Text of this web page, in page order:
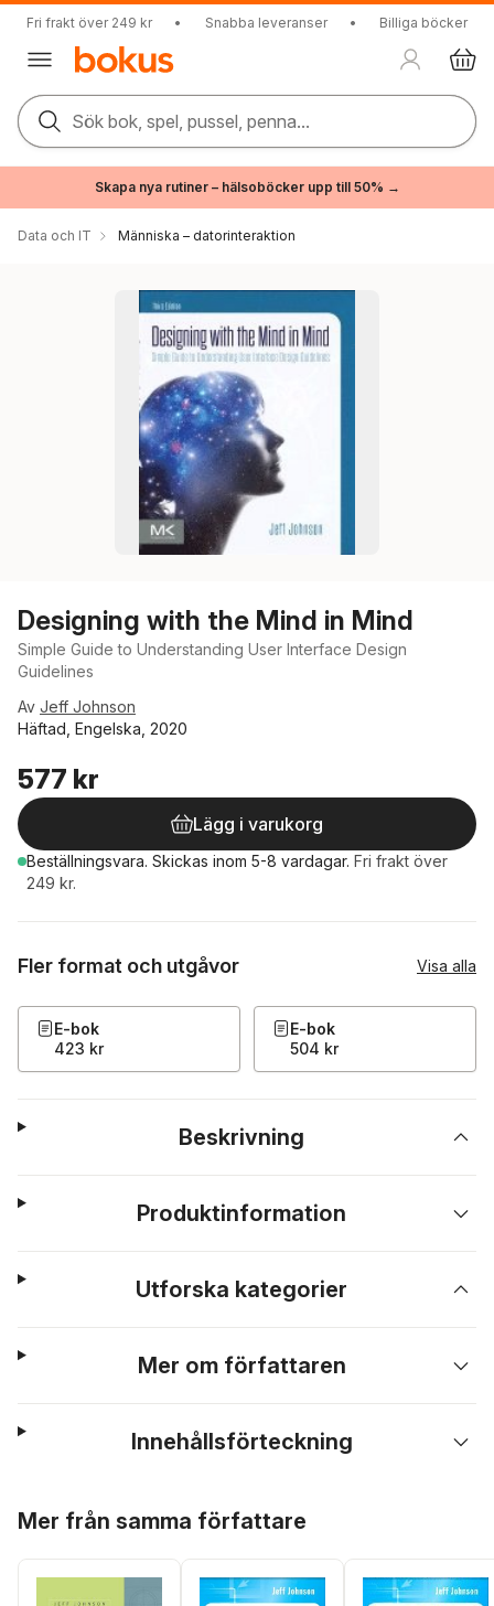
Fri frakt över 249 kr • Snabba leveranser • Billiga böcker
Sök bok, spel, pussel, penna...
Skapa nya rutiner – hälsoböcker upp till 50% →
Data och IT Människa – datorinteraktion
Designing with the Mind in Mind
Simple Guide to Understanding User Interface Design
Guidelines
Av Jeff Johnson
Häftad, Engelska, 2020
577 kr
Lägg i varukorg
Beställningsvara. Skickas inom 5-8 vardagar. Fri frakt över
249 kr.
Fler format och utgåvor Visa alla
E-bok
423 kr
E-bok
504 kr
Beskrivning
Produktinformation
Utforska kategorier
Mer om författaren
Innehållsförteckning
Mer från samma författare